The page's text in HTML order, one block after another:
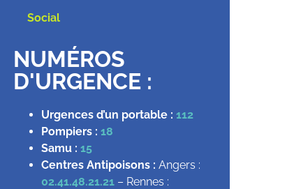
Social
NUMÉROS
D'URGENCE :
Urgences d’un portable : 112
Pompiers : 18
Samu : 15
Centres Antipoisons : Angers :
02.41.48.21.21– Rennes :